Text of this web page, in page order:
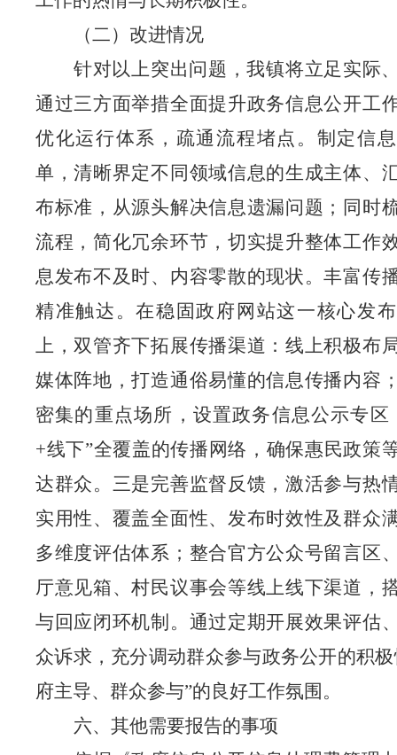
（二）改进情况
针对以上突出问题，我镇将立足实际
通过三方面举措全面提升政务信息公开工
优化运行体系，疏通流程堵点。制定信
单，清晰界定不同领域信息的生成主体、
布标准，从源头解决信息遗漏问题；同时
流程，简化冗余环节，切实提升整体工作
息发布不及时、内容零散的现状。丰富传
精准触达。在稳固政府网站这一核心发
上，双管齐下拓展传播渠道：线上积极布
媒体阵地，打造通俗易懂的信息传播内容
密集的重点场所，设置政务信息公示专区
+线下”全覆盖的传播网络，确保惠民政策
达群众。三是完善监督反馈，激活参与热
实用性、覆盖全面性、发布时效性及群众
多维度评估体系；整合官方公众号留言区
厅意见箱、村民议事会等线上线下渠道，
与回应闭环机制。通过定期开展效果评估
众诉求，充分调动群众参与政务公开的积
府主导、群众参与”的良好工作氛围。
六、其他需要报告的事项